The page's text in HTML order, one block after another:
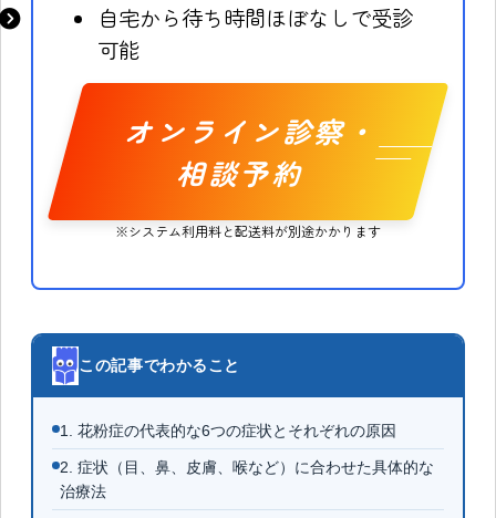
自宅から待ち時間ほぼなしで受診
可能
オンライン診察・
相談予約
※システム利用料と配送料が別途かかります
この記事でわかること
1. 花粉症の代表的な6つの症状とそれぞれの原因
2. 症状（目、鼻、皮膚、喉など）に合わせた具体的な
治療法